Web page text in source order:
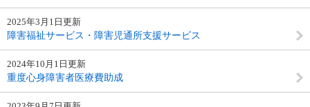
2025年3月1日更新
障害福祉サービス・障害児通所支援サービス
2024年10月1日更新
重度心身障害者医療費助成